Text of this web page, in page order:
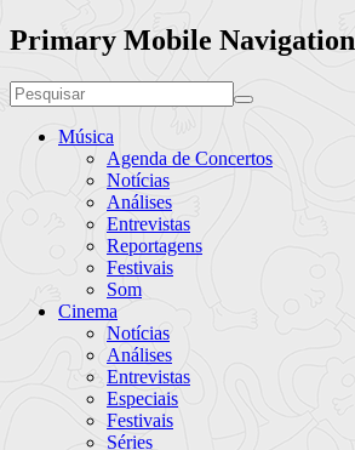
Primary Mobile Navigation
Música
Agenda de Concertos
Notícias
Análises
Entrevistas
Reportagens
Festivais
Som
Cinema
Notícias
Análises
Entrevistas
Especiais
Festivais
Séries